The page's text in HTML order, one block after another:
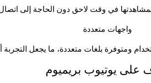
واجهات متعددة
على يوتيوب بريميوم